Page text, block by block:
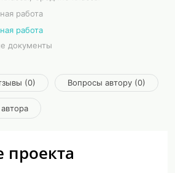
работа
работа
документы
(0) Вопросы автору (0)